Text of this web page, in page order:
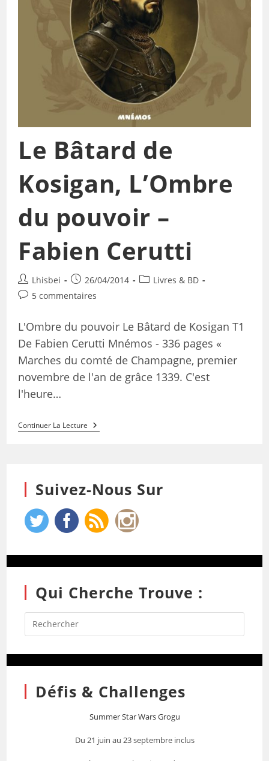
Le Bâtard de
Kosigan, L’Ombre
du pouvoir –
Fabien Cerutti
Lhisbei 26/04/2014
Livres & BD
5 commentaires
L'Ombre du pouvoir Le Bâtard de Kosigan T1
De Fabien Cerutti Mnémos - 336 pages «
Marches du comté de Champagne, premier
novembre de l'an de grâce 1339. C'est
l'heure…
Continuer La Lecture
Suivez-Nous Sur
Qui Cherche Trouve :
Défis & Challenges
Summer Star Wars Grogu
Du 21 juin au 23 septembre inclus